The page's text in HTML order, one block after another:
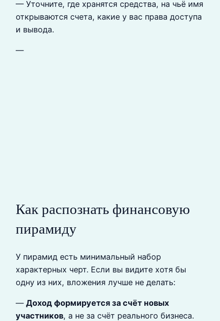
— Уточните, где хранятся средства, на чьё имя
открываются счета, какие у вас права доступа
и вывода.
—
Как распознать финансовую
пирамиду
У пирамид есть минимальный набор
характерных черт. Если вы видите хотя бы
одну из них, вложения лучше не делать:
— Доход формируется за счёт новых
участников, а не за счёт реального бизнеса.